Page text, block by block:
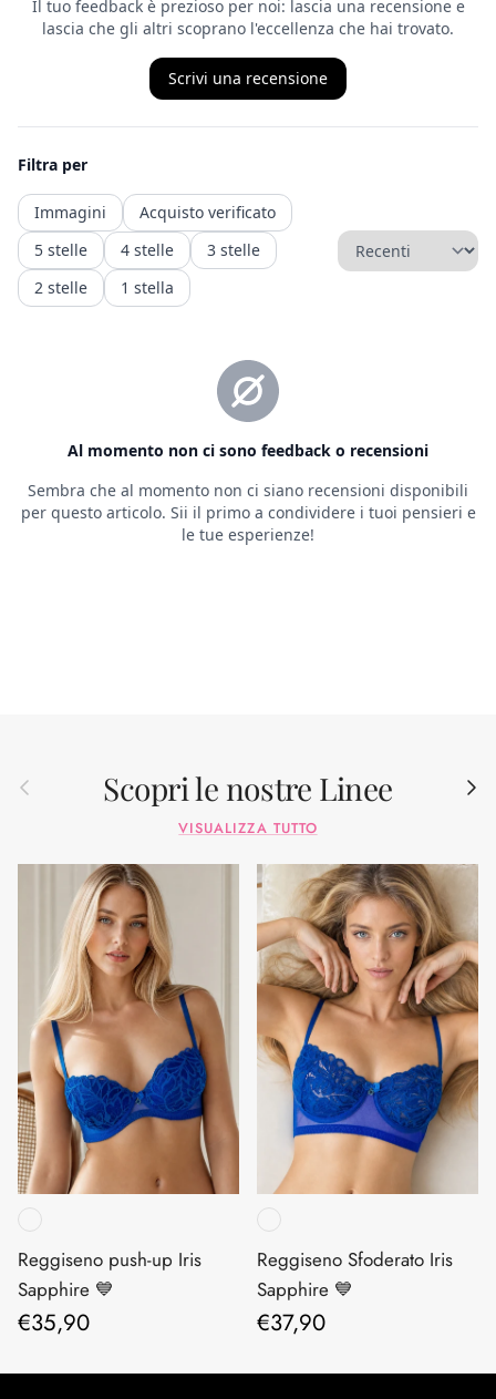
Indietro Scopri le nostre Linee
VISUALIZZA TUTTO
Reggiseno push-up Iris
Sapphire 💙
Prezzo normale
€35,90
Reggiseno Sfoderato Iris
Sapphire 💙
Prezzo normale
€37,90